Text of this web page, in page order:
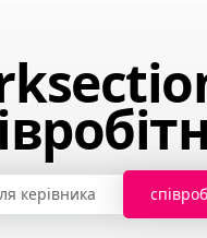
керівника